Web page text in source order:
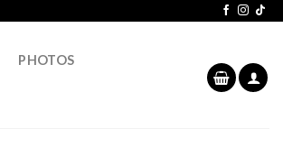
PHOTOS